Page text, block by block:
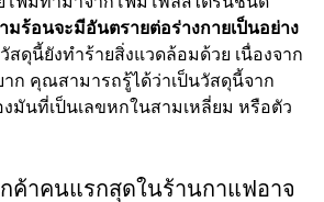
มร้อนจะมีอันตรายต่อร่างกายเป็นอย่าง
สดุนี้ยังทำร้ายสิ่งแวดล้อมด้วย เนื่องจาก
าก คุณสามารถรู้ได้ว่าเป็นวัสดุนี้จาก
มันที่เป็นเลขหกในสามเหลี่ยม หรือตัว
ค้าคนแรกสุดในร้านกาแฟอาจ